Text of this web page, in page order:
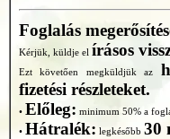
Foglalás
Kérjük, küldje el írásos
Ezt követően megküldjük az
fizetési részleteket.
• Előleg: minimum 50% a
• Hátralék: legkésőbb 30